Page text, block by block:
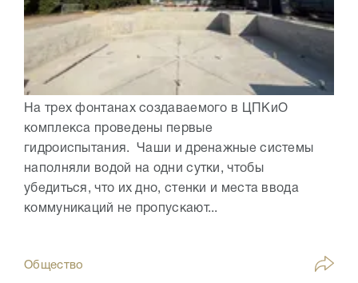
На трех фонтанах создаваемого в ЦПКиО
комплекса проведены первые
гидроиспытания. Чаши и дренажные системы
наполняли водой на одни сутки, чтобы
убедиться, что их дно, стенки и места ввода
коммуникаций не пропускают...
Общество